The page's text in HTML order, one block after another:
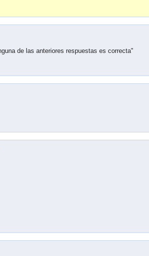
de las anteriores respuestas es correcta"